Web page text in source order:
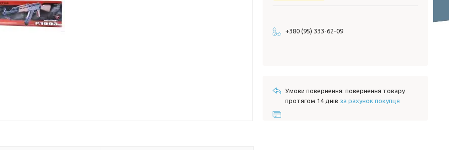
+380 (95) 333-62-09
повернення товару
протягом 14 днів за рахунок покупця